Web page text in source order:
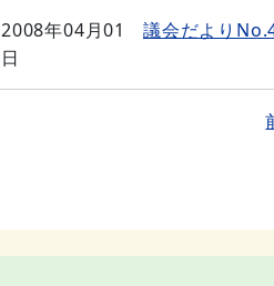
2008年04月01
日
議会だより